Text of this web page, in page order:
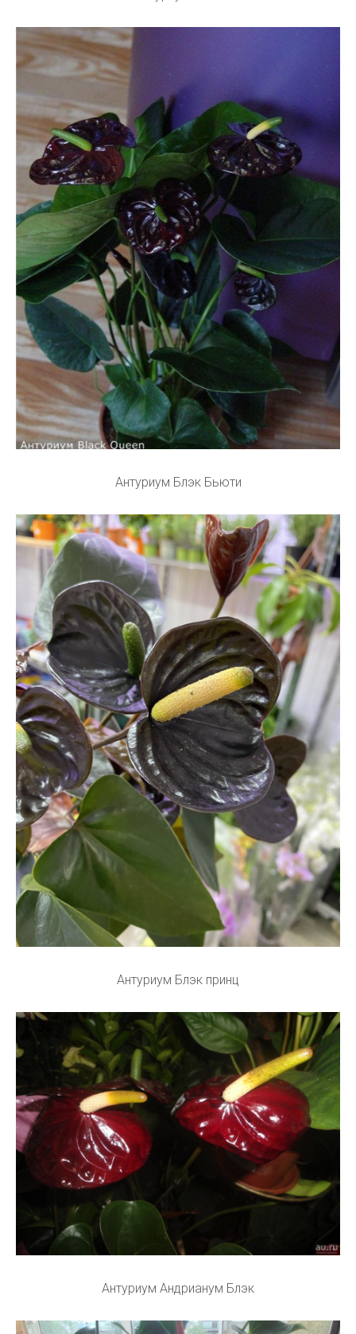
Антуриум Блэк Бьюти
Антуриум Блэк принц
Антуриум Андрианум Блэк